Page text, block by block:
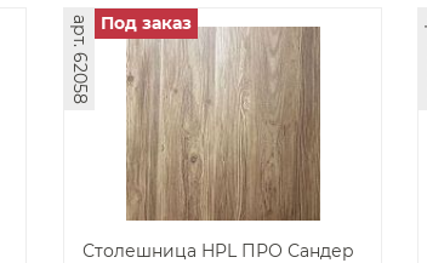
Столешница HPL ПРО Сандер
арт. 62058 Под заказ